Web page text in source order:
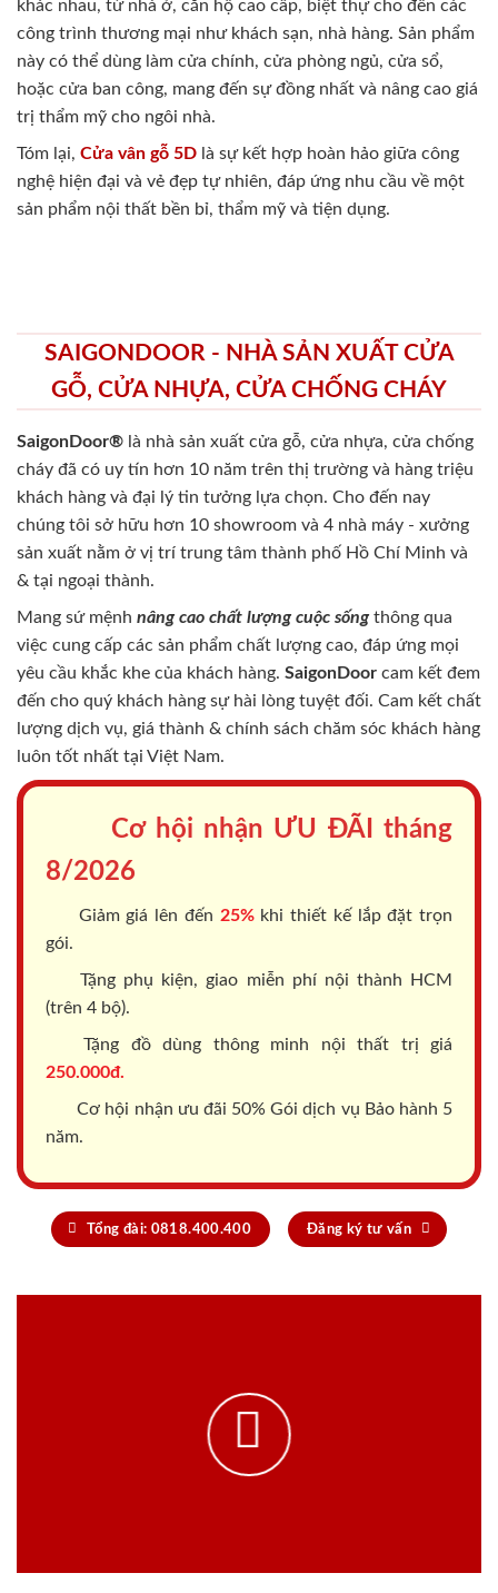
khác nhau, từ nhà ở, căn hộ cao cấp, biệt thự cho đến các
công trình thương mại như khách sạn, nhà hàng. Sản phẩm
này có thể dùng làm cửa chính, cửa phòng ngủ, cửa sổ,
hoặc cửa ban công, mang đến sự đồng nhất và nâng cao giá
trị thẩm mỹ cho ngôi nhà.
Tóm lại, Cửa vân gỗ 5D là sự kết hợp hoàn hảo giữa công
nghệ hiện đại và vẻ đẹp tự nhiên, đáp ứng nhu cầu về một
sản phẩm nội thất bền bỉ, thẩm mỹ và tiện dụng.
SAIGONDOOR - NHÀ SẢN XUẤT CỬA
GỖ, CỬA NHỰA, CỬA CHỐNG CHÁY
SaigonDoor® là nhà sản xuất cửa gỗ, cửa nhựa, cửa chống
cháy đã có uy tín hơn 10 năm trên thị trường và hàng triệu
khách hàng và đại lý tin tưởng lựa chọn. Cho đến nay
chúng tôi sở hữu hơn 10 showroom và 4 nhà máy - xưởng
sản xuất nằm ở vị trí trung tâm thành phố Hồ Chí Minh và
& tại ngoại thành.
Mang sứ mệnh nâng cao chất lượng cuộc sốngthông qua
việc cung cấp các sản phẩm chất lượng cao, đáp ứng mọi
yêu cầu khắc khe của khách hàng. SaigonDoor cam kết đem
đến cho quý khách hàng sự hài lòng tuyệt đối. Cam kết chất
lượng dịch vụ, giá thành & chính sách chăm sóc khách hàng
luôn tốt nhất tại Việt Nam.
Cơ hội nhận ƯU ĐÃI tháng
8/2026
Giảm giá lên đến 25%khi thiết kế lắp đặt trọn
gói.
Tặng phụ kiện, giao miễn phí nội thành HCM
(trên 4 bộ).
Tặng đồ dùng thông minh nội thất trị giá
250.000đ.
Cơ hội nhận ưu đãi 50% Gói dịch vụ Bảo hành 5
năm.
Tổng đài: 0818.400.400 Đăng ký tư vấn